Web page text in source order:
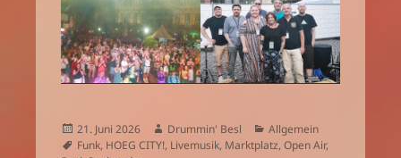
Veröffentlicht
am
21. Juni 2026 Autor
Drummin' Besl Kategorien
Allgemein
Schlagwörter
Funk, HOEG CITY!, Livemusik, Marktplatz,Open Air,